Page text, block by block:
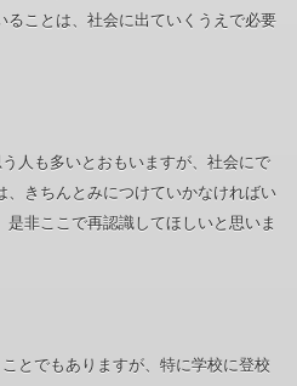
ることは、社会に出ていくうえで必要
人も多いとおもいますが、社会にで
、きちんとみにつけていかなければい
非ここで再認識してほしいと思いま
とでもありますが、特に学校に登校